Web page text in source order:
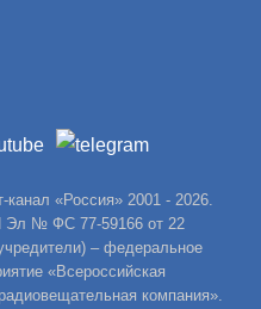
канал «Россия» 2001 - 2026.
Эл № ФС 77-59166 от 22
– федеральное
«Всероссийская
компания».